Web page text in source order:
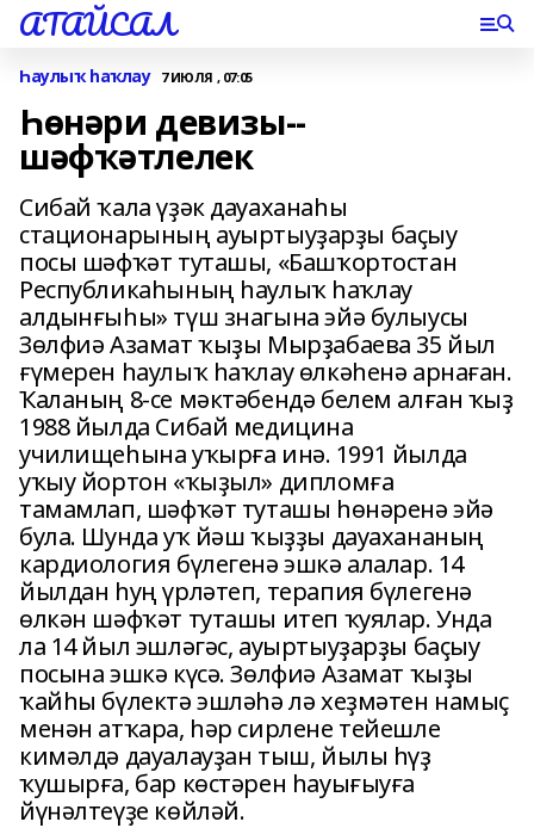
АТАЙСАЛ
Һаулыҡ һаҡлау 7 ИЮЛЯ , 07:05
Һөнәри девизы--
шәфҡәтлелек
Сибай ҡала үҙәк дауаханаһы
стационарының ауыртыуҙарҙы баҫыу
посы шәфҡәт туташы, «Башҡортостан
Республикаһының һаулыҡ һаҡлау
алдынғыһы» түш знагына эйә булыусы
Зөлфиә Азамат ҡыҙы Мырҙабаева 35 йыл
ғүмерен һаулыҡ һаҡлау өлкәһенә арнаған.
Ҡаланың 8-се мәктәбендә белем алған ҡыҙ
1988 йылда Сибай медицина
училищеһына уҡырға инә. 1991 йылда
уҡыу йортон «ҡыҙыл» дипломға
тамамлап, шәфҡәт туташы һөнәренә эйә
була. Шунда уҡ йәш ҡыҙҙы дауахананың
кардиология бүлегенә эшкә алалар. 14
йылдан һуң үрләтеп, терапия бүлегенә
өлкән шәфҡәт туташы итеп ҡуялар. Унда
ла 14 йыл эшләгәс, ауыртыуҙарҙы баҫыу
посына эшкә күсә. Зөлфиә Азамат ҡыҙы
ҡайһы бүлектә эшләһә лә хеҙмәтен намыҫ
менән атҡара, һәр сирлене тейешле
кимәлдә дауалауҙан тыш, йылы һүҙ
ҡушырға, бар көстәрен һауығыуға
йүнәлтеүҙе көйләй.